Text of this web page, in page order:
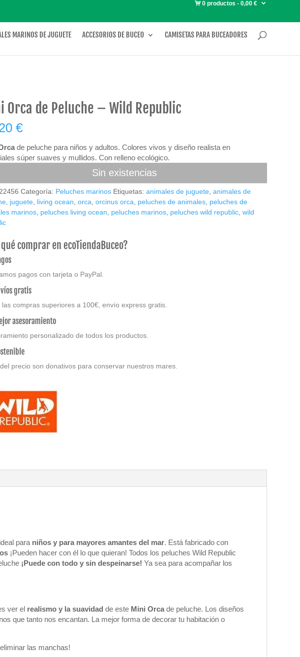
0 productos 0,00 €
MARINOS DE JUGUETE ACCESORIOS DE BUCEO CAMISETAS PARA BUCEADORES
Orca de Peluche – Wild Republic
€
de peluche para niños y adultos. Colores vivos y diseño realista en
súper suaves y mullidos. Con relleno ecológico.
Sin existencias
22456 Categoría: Peluches marinos Etiquetas:animales de juguete ,animales de
juguete living ocean ,orca ,orcinus orca peluches de animales peluches de
marinos peluches living ocean peluches marinos peluches wild republic ,wild
comprar en ecoTiendaBuceo?
pagos con tarjeta o PayPal.
gratis
las compras superiores a 100€, envío express gratis.
asesoramiento
personalizado de todos los productos.
precio son donativos para conservar nuestros mares.
para niños y para mayores amantes del mar. Está fabricado con
¡Pueden hacer con él lo que quieran! Todos los peluches Wild Republic
¡Puede con todo y sin despeinarse! Ya sea para acompañar los
ver el realismo y la suavidad de este Mini Orca de peluche. Los diseños
que tanto nos encantan. La mejor forma de decorar tu habitación o
las manchas!